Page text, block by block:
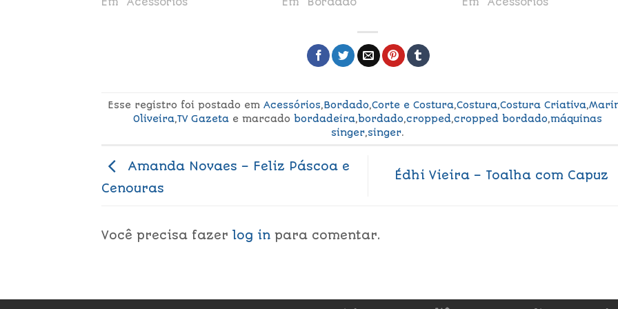
Esse registro foi postado emAcessórios,Bordado,Corte e Costura,Costura,Costura Criativa,
Oliveira,TV Gazeta e marcadobordadeira,bordado,cropped,cropped bordado,máquinas
singer,singer.
Amanda Novaes – Feliz Páscoa e
Cenouras
Édhi Vieira – Toalha com Capuz
Você precisa fazer log in para comentar.